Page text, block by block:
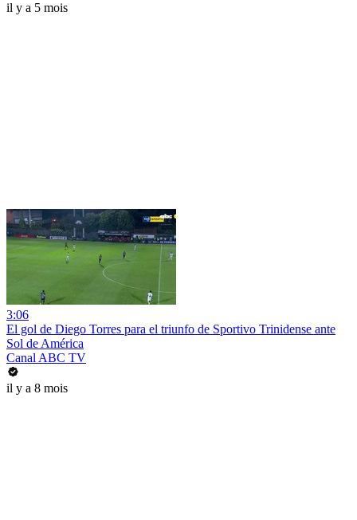
il y a 5 mois
3:06
El gol de Diego Torres para el triunfo de Sportivo Trinidense ante
Sol de América
Canal ABC TV
il y a 8 mois